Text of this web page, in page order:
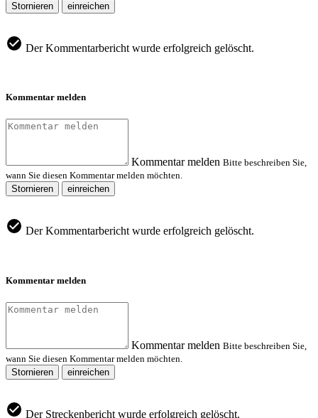
Stornieren einreichen
Der Kommentarbericht wurde erfolgreich gelöscht.
Kommentar melden
Kommentar melden Bitte beschreiben Sie,
wann Sie diesen Kommentar melden möchten.
Stornieren
einreichen
Der Kommentarbericht wurde erfolgreich gelöscht.
Kommentar melden
Kommentar melden Bitte beschreiben Sie,
wann Sie diesen Kommentar melden möchten.
Stornieren
einreichen
Der Streckenbericht wurde erfolgreich gelöscht.